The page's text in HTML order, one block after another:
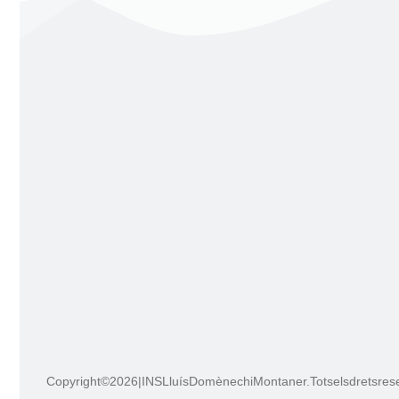
Copyright © 2026 | INS Lluís Domènech i Montaner. Tots els drets